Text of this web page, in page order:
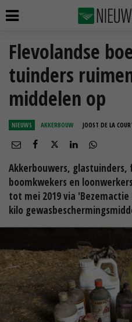
Flevolandse
tuinders
middelen op
NIEUWS AKKERBOUW JOOST DE LA
Akkerbouwers,
boomkwekers en
tot mei 2019 via
kilo